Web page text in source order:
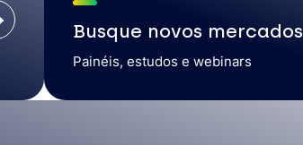
Busque novos mercados
Painéis, estudos e webinars